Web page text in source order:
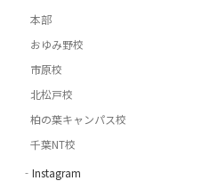
本部
おゆみ野校
市原校
北松戸校
柏の葉キャンパス校
千葉NT校
‐Instagram